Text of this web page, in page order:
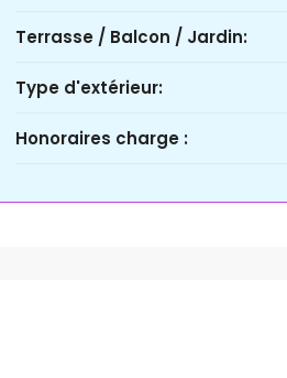
Terrasse / Balcon / Jardin:
Type d'extérieur:
Honoraires charge :